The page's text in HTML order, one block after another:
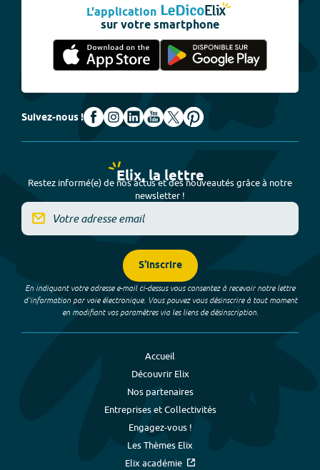
L'application
sur votre smartphone
Suivez-nous !
Elix, la lettre
Restez informé(e) de nos actus et des nouveautés grâce à notre
newsletter !
S'inscrire
En indiquant votre adresse e-mail ci-dessus vous consentez à recevoir notre lettre
d’information par voie électronique. Vous pouvez vous désinscrire à tout moment
en modifiant vos paramètres via les liens de désinscription.
Accueil
Découvrir Elix
Nos partenaires
Entreprises et Collectivités
Engagez-vous !
Les Thèmes Elix
Elix académie